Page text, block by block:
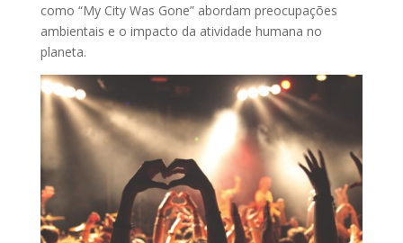
como “My City Was Gone” abordam preocupações
ambientais e o impacto da atividade humana no
planeta.